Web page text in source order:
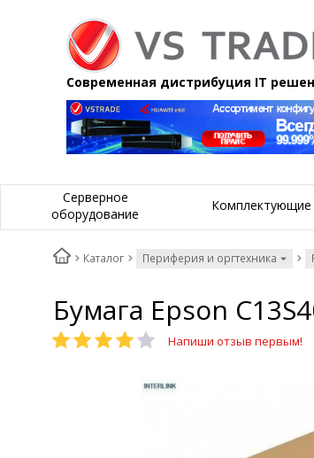
Современная дистрибуция IT
Серверное
оборудование
Комплектующие
Каталог Периферия и оргтехника
Бумага Epson
Напиши отзыв первым!